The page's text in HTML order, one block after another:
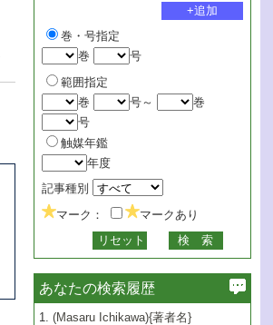
巻・号指定
巻
号
範囲指定
巻
号～
巻
号
触媒年鑑
年度
記事種別
マーク：
マークあり
あなたの検索履歴
1. (Masaru Ichikawa){著者名}